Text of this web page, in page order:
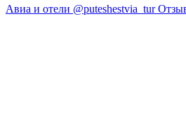
Авиа и отели @puteshestvia_tur